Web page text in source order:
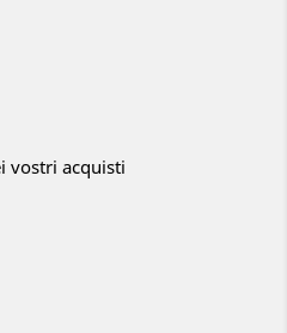
vostri acquisti